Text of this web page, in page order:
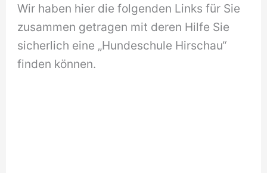
Wir haben hier die folgenden Links für Sie
zusammen getragen mit deren Hilfe Sie
sicherlich eine „Hundeschule Hirschau“
finden können.